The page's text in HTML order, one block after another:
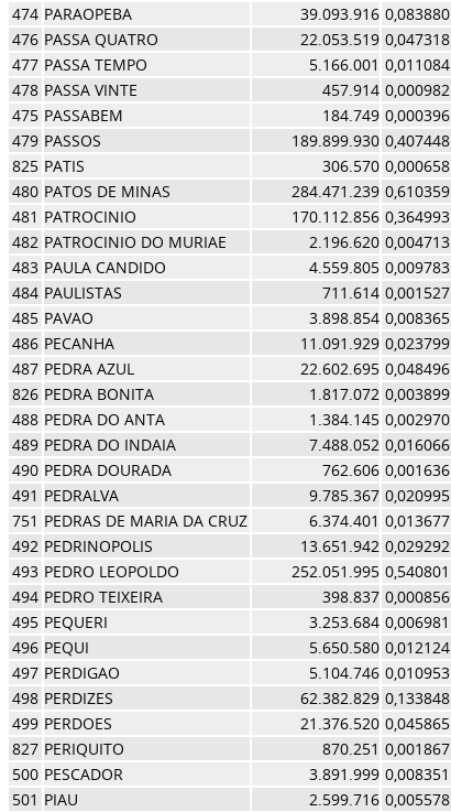
474 PARAOPEBA 39.093.916 0,083880
476 PASSA QUATRO 22.053.519 0,047318
477 PASSA TEMPO 5.166.001 0,011084
478 PASSA VINTE 457.914 0,000982
475 PASSABEM 184.749 0,000396
479 PASSOS 189.899.930 0,407448
825 PATIS 306.570 0,000658
480 PATOS DE MINAS 284.471.239 0,610359
481 PATROCINIO 170.112.856 0,364993
482 PATROCINIO DO MURIAE 2.196.620 0,004713
483 PAULA CANDIDO 4.559.805 0,009783
484 PAULISTAS 711.614 0,001527
485 PAVAO 3.898.854 0,008365
486 PECANHA 11.091.929 0,023799
487 PEDRA AZUL 22.602.695 0,048496
826 PEDRA BONITA 1.817.072 0,003899
488 PEDRA DO ANTA 1.384.145 0,002970
489 PEDRA DO INDAIA 7.488.052 0,016066
490 PEDRA DOURADA 762.606 0,001636
491 PEDRALVA 9.785.367 0,020995
751 PEDRAS DE MARIA DA CRUZ 6.374.401 0,013677
492 PEDRINOPOLIS 13.651.942 0,029292
493 PEDRO LEOPOLDO 252.051.995 0,540801
494 PEDRO TEIXEIRA 398.837 0,000856
495 PEQUERI 3.253.684 0,006981
496 PEQUI 5.650.580 0,012124
497 PERDIGAO 5.104.746 0,010953
498 PERDIZES 62.382.829 0,133848
499 PERDOES 21.376.520 0,045865
827 PERIQUITO 870.251 0,001867
500 PESCADOR 3.891.999 0,008351
501 PIAU 2.599.716 0,005578